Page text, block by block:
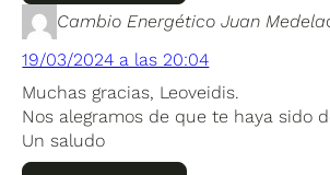
Cambio Energético Juan Medela
19/03/2024 a las 20:04
Muchas gracias, Leoveidis.
Nos alegramos de que te haya sido
Un saludo